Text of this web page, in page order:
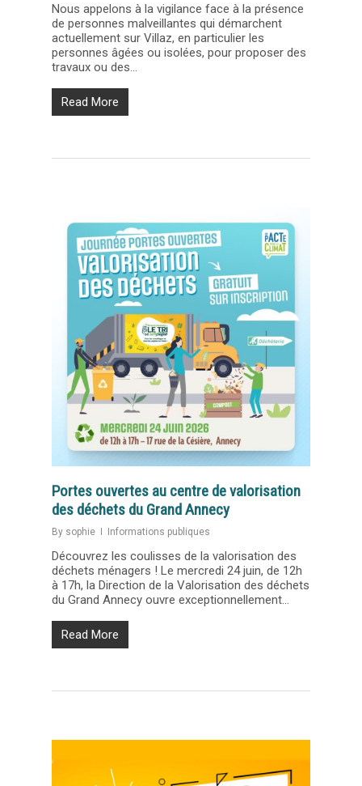
Nous appelons à la vigilance face à la présence
de personnes malveillantes qui démarchent
actuellement sur Villaz, en particulier les
personnes âgées ou isolées, pour proposer des
travaux ou des...
Read More
Portes ouvertes au centre de valorisation
des déchets du Grand Annecy
By sophie Informations publiques
Découvrez les coulisses de la valorisation des
déchets ménagers ! Le mercredi 24 juin, de 12h
à 17h, la Direction de la Valorisation des déchets
du Grand Annecy ouvre exceptionnellement...
Read More